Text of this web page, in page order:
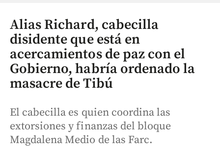
Alias Richard, cabecilla
disidente que está en
acercamientos de paz con el
Gobierno, habría ordenado la
masacre de Tibú
El cabecilla es quien coordina las
extorsiones y finanzas del bloque
Magdalena Medio de las Farc.